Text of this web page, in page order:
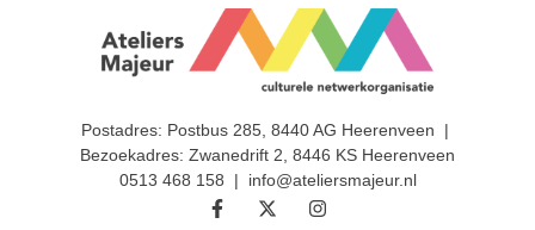
Postadres: Postbus 285, 8440 AG Heerenveen |
Bezoekadres: Zwanedrift 2, 8446 KS Heerenveen
0513 468 158 | info@ateliersmajeur.nl